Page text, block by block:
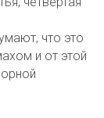
что это
и от этой